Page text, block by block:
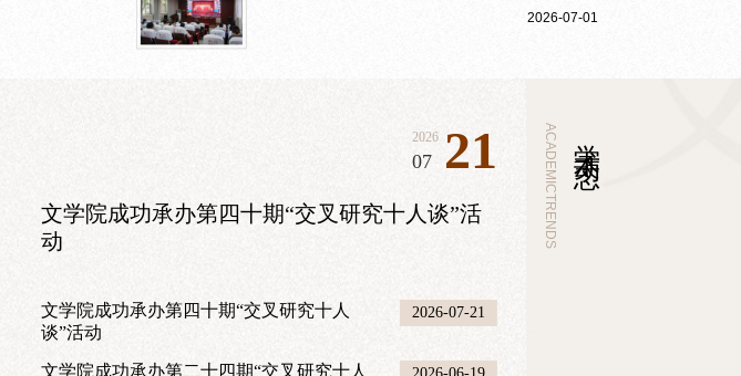
2026-07-01
2026
07 21
文学院成功承办第四十期“交叉研究十人谈”活
动
2026-07-21
文学院成功承办第四十期“交叉研究十人
谈”活动
文学院成功承办第二十四期“交叉研究十人
ACADEMICTRENDS